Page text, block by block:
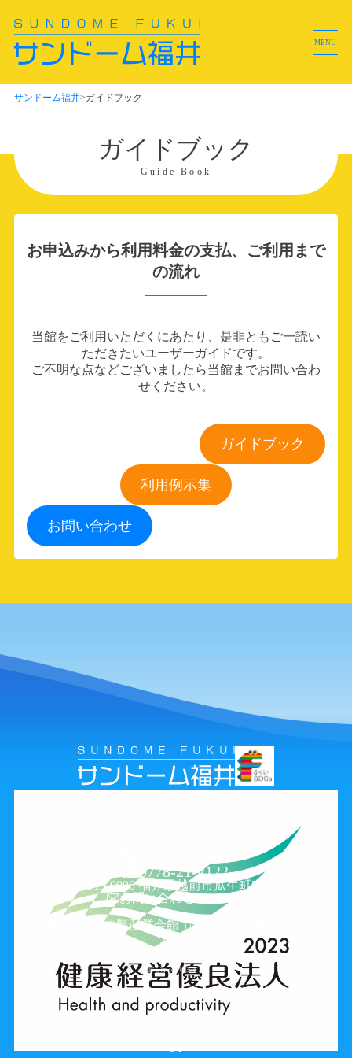
MENU
ホーム
サンドームについて
メインホール予約状況
ホール備品リスト／データ
施設案内・360°ビュー
各種ダウンロード
お問い合わせ
データバンク
福井県産業会館
福井ものづくりキャンパス
周辺観光・グルメ情報
サンドーム福井>ガイドブック
ガイドブック
Guide Book
お申込みから利用料金の支払、ご利用まで
の流れ
当館をご利用いただくにあたり、是非ともご一読い
ただきたいユーザーガイドです。
ご不明な点などございましたら当館までお問い合わ
せください。
ガイドブック
利用例示集
お問い合わせ
0778-21-2122
〒915-0096 福井県越前市瓜生町5-1-1
お問い合わせフォーム
一般財団法人福井県産業会館（適格請求書登録番号 T2-2100-0500
-0419）
営を行っています。
ご利用環境条件 プライバシーポリシー